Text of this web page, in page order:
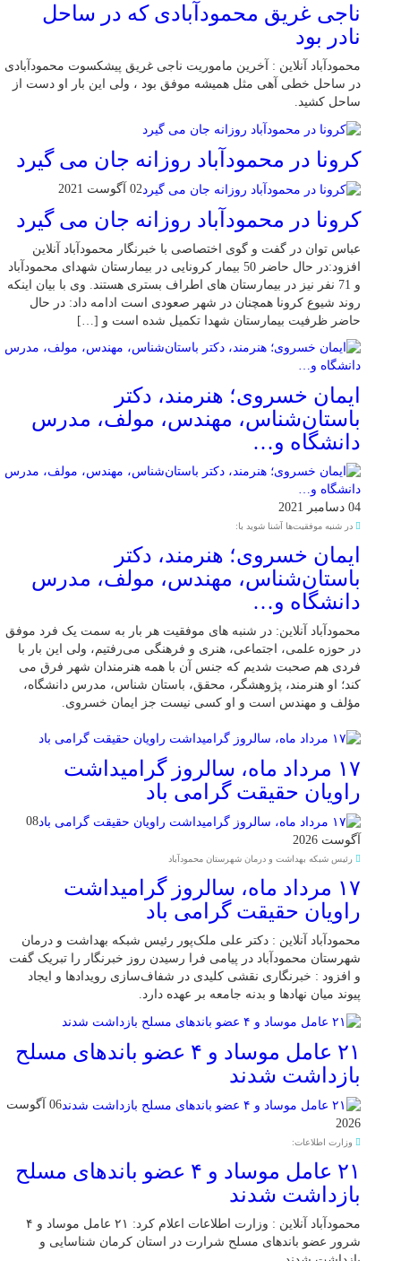
ناجی غریق محمودآبادی که در ساحل
نادر بود
محمودآباد آنلاین : آخرین ماموریت ناجی غریق پیشکسوت محمودآبادی
در ساحل خطی آهی مثل همیشه موفق بود ، ولی این بار او دست از
ساحل کشید.
کرونا در محمودآباد روزانه جان می گیرد
02 آگوست 2021
کرونا در محمودآباد روزانه جان می گیرد
عباس توان در گفت و گوی اختصاصی با خبرنگار محمودآباد آنلاین
افزود:در حال حاضر 50 بیمار کرونایی در بیمارستان شهدای محمودآباد
و 71 نفر نیز در بیمارستان های اطراف بستری هستند. وی با بیان اینکه
روند شیوع کرونا همچنان در شهر صعودی است ادامه داد: در حال
حاضر ظرفیت بیمارستان شهدا تکمیل شده است و […]
ایمان خسروی؛ هنرمند، دکتر
باستان‌شناس، مهندس، مولف، مدرس
دانشگاه و…
04 دسامبر 2021
در شنبه موفقیت‌ها آشنا شوید با:
ایمان خسروی؛ هنرمند، دکتر
باستان‌شناس، مهندس، مولف، مدرس
دانشگاه و…
محمودآباد آنلاین: در شنبه های موفقیت هر بار به سمت یک فرد موفق
در حوزه علمی، اجتماعی، هنری و فرهنگی می‌رفتیم، ولی این بار با
فردی هم صحبت شدیم که جنس آن با همه هنرمندان شهر فرق می
کند؛ او هنرمند، پژوهشگر، محقق، باستان شناس، مدرس دانشگاه،
مؤلف و مهندس است و او کسی نیست جز ایمان خسروی.
۱۷ مرداد ماه، سالروز گرامیداشت
راویان حقیقت گرامی باد
08
آگوست 2026
رئیس شبکه بهداشت و درمان شهرستان محمودآباد
۱۷ مرداد ماه، سالروز گرامیداشت
راویان حقیقت گرامی باد
محمودآباد آنلاین : دکتر علی ملک‌پور رئیس شبکه بهداشت و درمان
شهرستان محمودآباد در پیامی فرا رسیدن روز خبرنگار را تبریک گفت
و افزود : خبرنگاری نقشی کلیدی در شفاف‌سازی رویدادها و ایجاد
پیوند میان نهادها و بدنه جامعه بر عهده دارد.
۲۱ عامل موساد و ۴ عضو باند‌های مسلح
بازداشت شدند
06 آگوست
2026
وزارت اطلاعات:
۲۱ عامل موساد و ۴ عضو باند‌های مسلح
بازداشت شدند
محمودآباد آنلاین : وزارت اطلاعات اعلام کرد: ۲۱ عامل موساد و ۴
شرور عضو باند‌های مسلح شرارت در استان کرمان شناسایی و